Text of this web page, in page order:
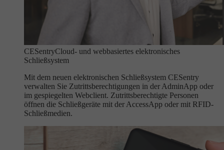
CESentryCloud- und webbasiertes elektronisches
Schließsystem
Mit dem neuen elektronischen Schließsystem CESentry
verwalten Sie Zutrittsberechtigungen in der AdminApp oder
im gespiegelten Webclient. Zutrittsberechtigte Personen
öffnen die Schließgeräte mit der AccessApp oder mit RFID-
Schließmedien.